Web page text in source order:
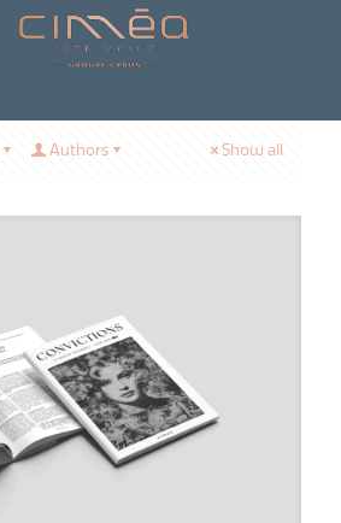
Authors Show all